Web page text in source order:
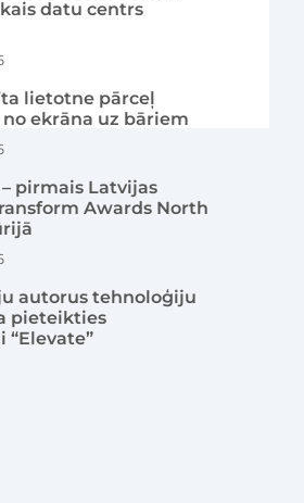
datu centrs
lietotne pārceļ
ekrāna uz bāriem
pirmais Latvijas
Awards North
autorus tehnoloģiju
pieteikties
“Elevate”